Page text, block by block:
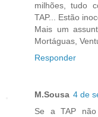
milhões, tudo
TAP... Estão
Mais um
Mortáguas,
Responder
M.Sousa 4 de
Se a TAP não